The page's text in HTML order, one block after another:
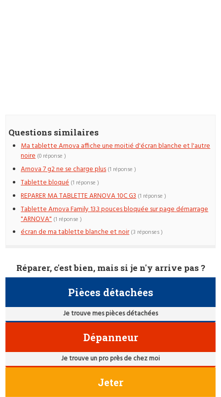
Questions similaires
Ma tablette Arnova affiche une moitié d'écran blanche et l'autre
noire (0 réponse )
Arnova 7 g2 ne se charge plus (1 réponse )
Tablette bloqué (1 réponse )
REPARER MA TABLETTE ARNOVA 10C G3 (1 réponse )
Tablette Arnova Family 13.3 pouces bloquée sur page démarrage
"ARNOVA" (1 réponse )
écran de ma tablette blanche et noir (3 réponses )
Réparer, c'est bien, mais si je n'y arrive pas ?
Pièces détachées
Je trouve mes pièces détachées
Dépanneur
Je trouve un pro près de chez moi
Jeter